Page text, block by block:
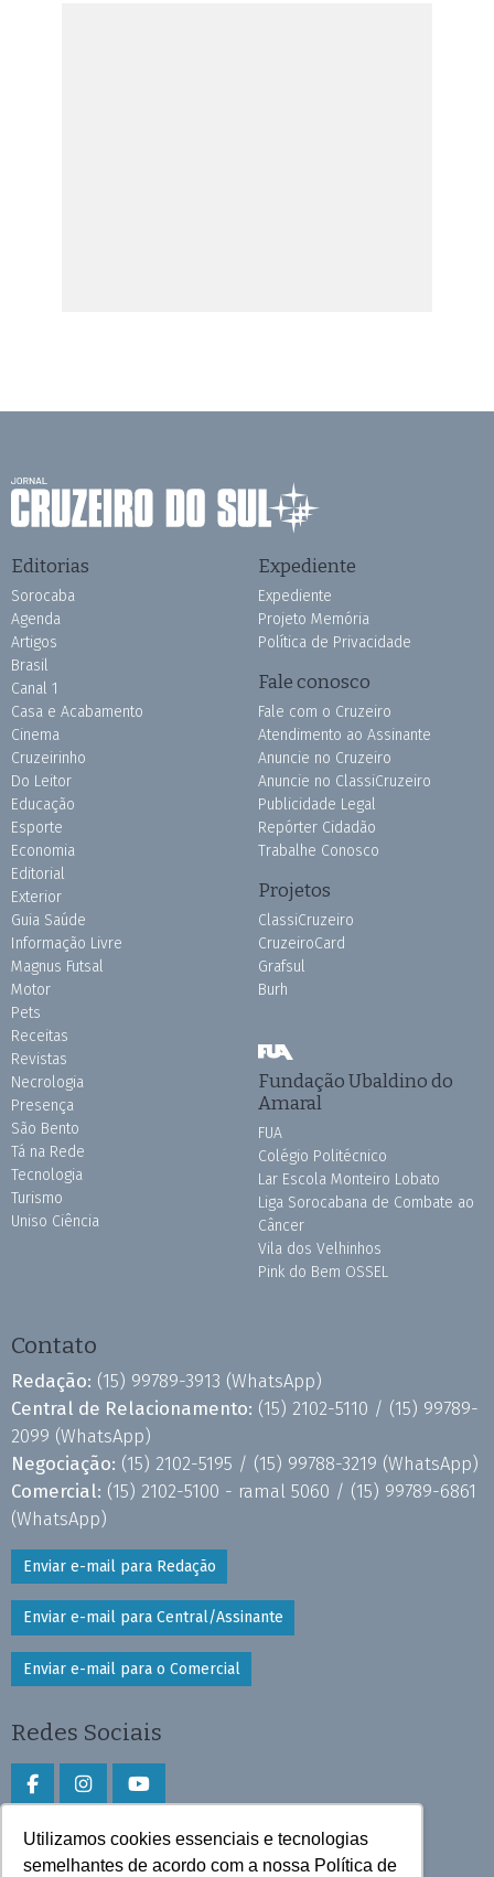
Utilizamos cookies essenciais e tecnologias
semelhantes de acordo com a nossa Política de
Editorias
Sorocaba
Agenda
Artigos
Brasil
Canal 1
Casa e Acabamento
Cinema
Cruzeirinho
Do Leitor
Educação
Esporte
Economia
Editorial
Exterior
Guia Saúde
Informação Livre
Magnus Futsal
Motor
Pets
Receitas
Revistas
Necrologia
Presença
São Bento
Tá na Rede
Tecnologia
Turismo
Uniso Ciência
Expediente
Expediente
Projeto Memória
Política de Privacidade
Fale conosco
Fale com o Cruzeiro
Atendimento ao Assinante
Anuncie no Cruzeiro
Anuncie no ClassiCruzeiro
Publicidade Legal
Repórter Cidadão
Trabalhe Conosco
Projetos
ClassiCruzeiro
CruzeiroCard
Grafsul
Burh
Fundação Ubaldino do
Amaral
FUA
Colégio Politécnico
Lar Escola Monteiro Lobato
Liga Sorocabana de Combate ao
Câncer
Vila dos Velhinhos
Pink do Bem OSSEL
Contato
Redação: (15) 99789-3913 (WhatsApp)
Central de Relacionamento: (15) 2102-5110 / (15) 99789-
2099 (WhatsApp)
Negociação: (15) 2102-5195 / (15) 99788-3219 (WhatsApp)
Comercial: (15) 2102-5100 - ramal 5060 / (15) 99789-6861
(WhatsApp)
Enviar e-mail para Redação
Enviar e-mail para Central/Assinante
Enviar e-mail para o Comercial
Redes Sociais
Faça download do aplicativo